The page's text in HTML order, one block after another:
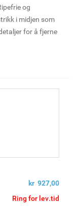
og
i midjen som
for å fjerne
kr 927,00
Ring for lev.tid